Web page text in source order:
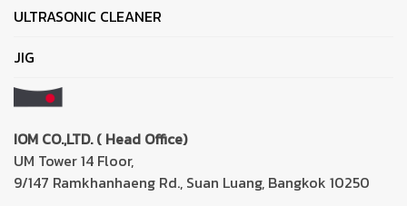
ULTRASONIC CLEANER
JIG
IOM CO.,LTD. ( Head Office)
UM Tower 14 Floor,
9/147 Ramkhanhaeng Rd., Suan Luang, Bangkok 10250